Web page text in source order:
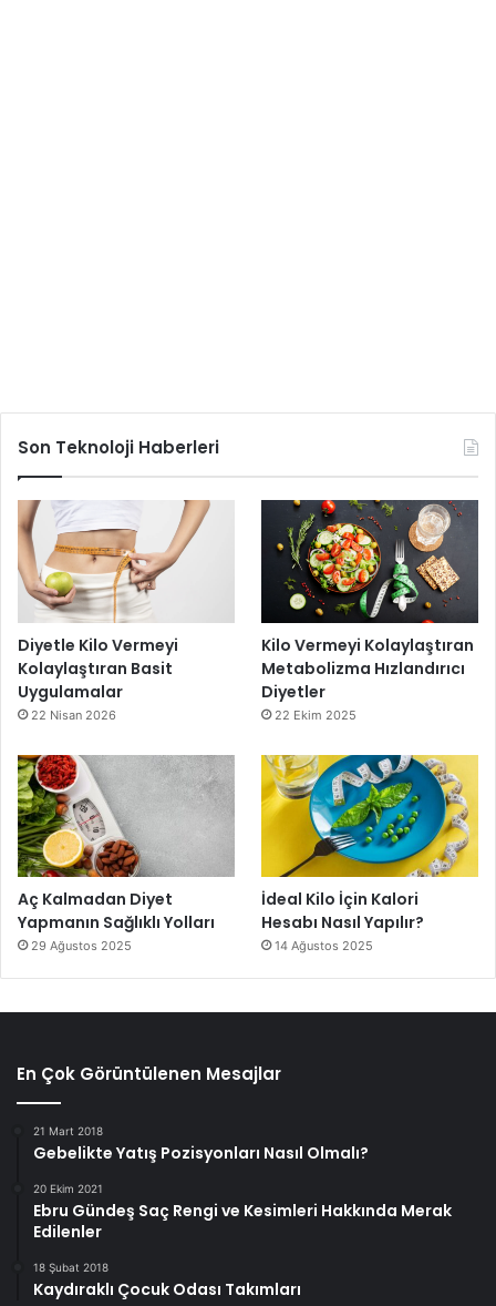
Son Teknoloji Haberleri
Diyetle Kilo Vermeyi
Kolaylaştıran Basit
Uygulamalar
22 Nisan 2026
Kilo Vermeyi Kolaylaştıran
Metabolizma Hızlandırıcı
Diyetler
22 Ekim 2025
Aç Kalmadan Diyet
Yapmanın Sağlıklı Yolları
29 Ağustos 2025
İdeal Kilo İçin Kalori
Hesabı Nasıl Yapılır?
14 Ağustos 2025
En Çok Görüntülenen Mesajlar
21 Mart 2018
Gebelikte Yatış Pozisyonları Nasıl Olmalı?
20 Ekim 2021
Ebru Gündeş Saç Rengi ve Kesimleri Hakkında Merak
Edilenler
18 Şubat 2018
Kaydıraklı Çocuk Odası Takımları